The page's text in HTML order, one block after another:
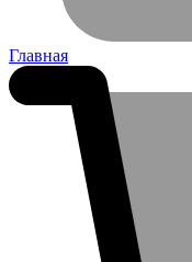
Главная